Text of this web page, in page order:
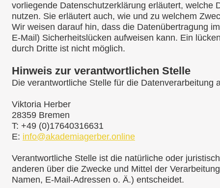
vorliegende Datenschutzerklärung erläutert, welche
nutzen. Sie erläutert auch, wie und zu welchem
Wir weisen darauf hin, dass die Datenübertragung
E-Mail) Sicherheitslücken aufweisen kann. Ein
durch Dritte ist nicht möglich.
Hinweis zur verantwortlichen Stelle
Die verantwortliche Stelle für die Datenverarbeitung
Viktoria Herber
28359 Bremen
T: +49 (0)17640316631
E: info@akademiagerber.online
Verantwortliche Stelle ist die natürliche oder
anderen über die Zwecke und Mittel der
Namen, E-Mail-Adressen o. Ä.) entscheidet.